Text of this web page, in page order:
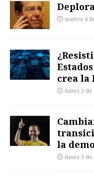
martes 4
crea la
lunes 3 de
la
lunes 3 de